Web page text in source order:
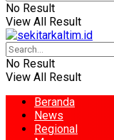
No Result
View All Result
No Result
View All Result
Beranda
News
Regional